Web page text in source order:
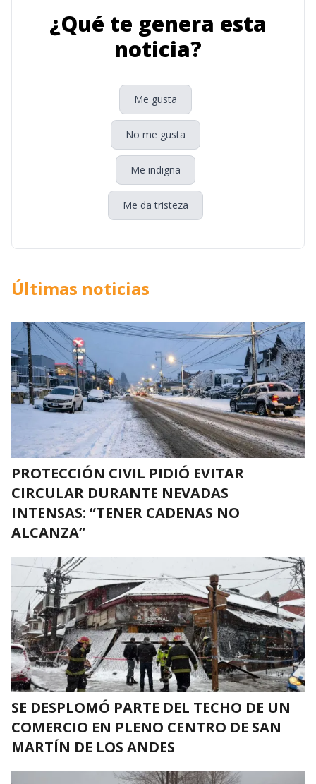
¿Qué te genera esta
noticia?
Me gusta
No me gusta
Me indigna
Me da tristeza
Últimas noticias
PROTECCIÓN CIVIL PIDIÓ EVITAR
CIRCULAR DURANTE NEVADAS
INTENSAS: “TENER CADENAS NO
ALCANZA”
SE DESPLOMÓ PARTE DEL TECHO DE UN
COMERCIO EN PLENO CENTRO DE SAN
MARTÍN DE LOS ANDES